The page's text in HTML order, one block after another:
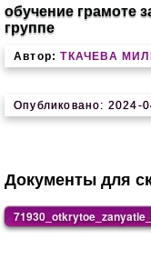
обучение грамоте
группе
Автор: ТКАЧЕВА
Опубликовано: 2024-
Документы для